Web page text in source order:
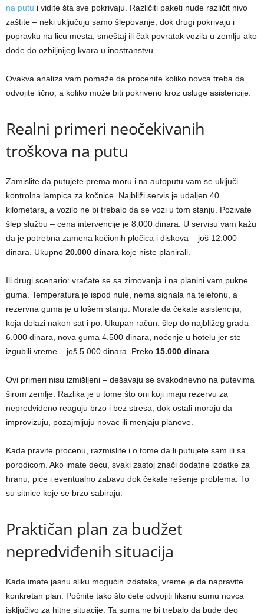
na putu i vidite šta sve pokrivaju. Različiti paketi nude različit nivo
zaštite – neki uključuju samo šlepovanje, dok drugi pokrivaju i
popravku na licu mesta, smeštaj ili čak povratak vozila u zemlju ako
dođe do ozbiljnijeg kvara u inostranstvu.
Ovakva analiza vam pomaže da procenite koliko novca treba da
odvojite lično, a koliko može biti pokriveno kroz usluge asistencije.
Realni primeri neočekivanih
troškova na putu
Zamislite da putujete prema moru i na autoputu vam se uključi
kontrolna lampica za kočnice. Najbliži servis je udaljen 40
kilometara, a vozilo ne bi trebalo da se vozi u tom stanju. Pozivate
šlep službu – cena intervencije je 8.000 dinara. U servisu vam kažu
da je potrebna zamena kočionih pločica i diskova – još 12.000
dinara. Ukupno 20.000 dinara koje niste planirali.
Ili drugi scenario: vraćate se sa zimovanja i na planini vam pukne
guma. Temperatura je ispod nule, nema signala na telefonu, a
rezervna guma je u lošem stanju. Morate da čekate asistenciju,
koja dolazi nakon sat i po. Ukupan račun: šlep do najbližeg grada
6.000 dinara, nova guma 4.500 dinara, noćenje u hotelu jer ste
izgubili vreme – još 5.000 dinara. Preko 15.000 dinara
Ovi primeri nisu izmišljeni – dešavaju se svakodnevno na putevima
širom zemlje. Razlika je u tome što oni koji imaju rezervu za
nepredviđeno reaguju brzo i bez stresa, dok ostali moraju da
improvizuju, pozajmljuju novac ili menjaju planove.
Kada pravite procenu, razmislite i o tome da li putujete sam ili sa
porodicom. Ako imate decu, svaki zastoj znači dodatne izdatke za
hranu, piće i eventualno zabavu dok čekate rešenje problema. To
su sitnice koje se brzo sabiraju.
Praktičan plan za budžet
nepredviđenih situacija
Kada imate jasnu sliku mogućih izdataka, vreme je da napravite
konkretan plan. Počnite tako što ćete odvojiti fiksnu sumu novca
isključivo za hitne situacije. Ta suma ne bi trebalo da bude deo